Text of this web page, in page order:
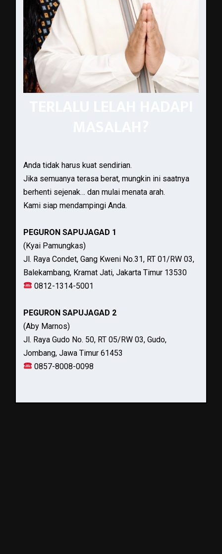
Anda tidak harus kuat sendirian.
Jika semuanya terasa berat, mungkin ini saatnya
berhenti sejenak… dan mulai menata arah.
Kami siap mendampingi Anda.
PEGURON SAPUJAGAD 1
(Kyai Pamungkas)
Jl. Raya Condet, Gang Kweni No.31, RT 01/RW 03,
Balekambang, Kramat Jati, Jakarta Timur 13530
0812-1314-5001
PEGURON SAPUJAGAD 2
(Aby Marnos)
Jl. Raya Gudo No. 50, RT 05/RW 03, Gudo,
Jombang, Jawa Timur 61453
0857-8008-0098